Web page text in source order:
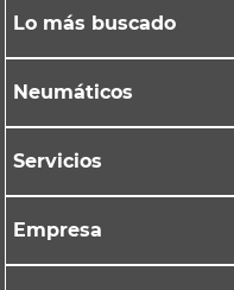
Lo más buscado
Neumáticos
Servicios
Empresa